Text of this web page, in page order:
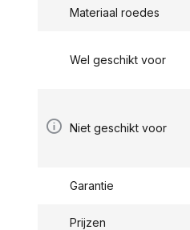
Materiaal roedes
Wel geschikt voor
Niet geschikt voor
Garantie
Prijzen